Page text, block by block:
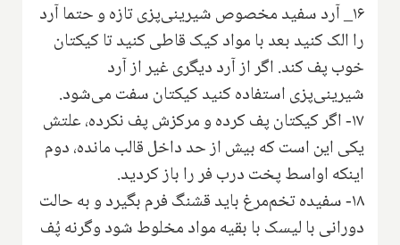
۱۶_ آرد سفید مخصوص شیرینی‌پزی تازه و حتما آرد
را الک کنید بعد با مواد کیک قاطی کنید تا کیکتان
خوب پف کند. اگر از آرد دیگری غیر از آرد
شیرینی‌پزی استفاده کنید کیکتان سفت می‌شود.
۱۷- اگر کیکتان پف کرده و مرکزش پف نکرده، علتش
یکی این است که بیش از حد داخل قالب مانده، دوم
اینکه اواسط پخت درب فر را باز کردید.
۱۸- سفیده تخم‌مرغ باید قشنگ فرم بگیرد و به حالت
دورانی با لیسک با بقیه مواد مخلوط شود وگرنه پُف